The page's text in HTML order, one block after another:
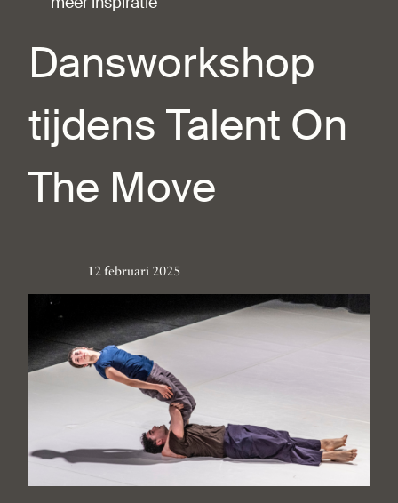
Dansworkshop
tijdens Talent On
The Move
12 februari 2025